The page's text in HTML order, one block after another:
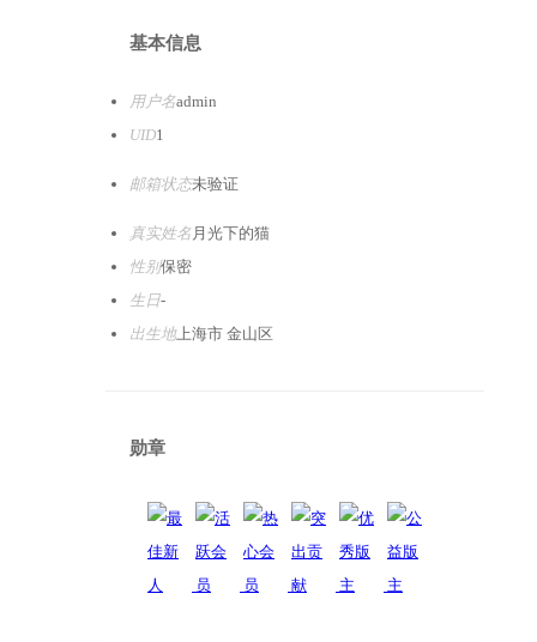
基本信息
用户名admin
UID1
邮箱状态未验证
真实姓名 月光下的猫
性别保密
生日-
出生地上海市 金山区
勋章